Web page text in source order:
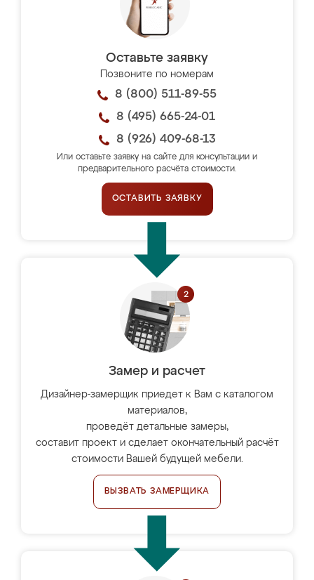
Оставьте заявку
Позвоните по номерам
8 (800) 511-89-55
8 (495) 665-24-01
8 (926) 409-68-13
Или оставьте заявку на сайте для консультации и
предварительного расчёта стоимости.
ОСТАВИТЬ ЗАЯВКУ
Замер и расчет
Дизайнер-замерщик приедет к Вам с каталогом
материалов,
проведёт детальные замеры,
составит проект и сделает окончательный расчёт
стоимости Вашей будущей мебели.
ВЫЗВАТЬ ЗАМЕРЩИКА